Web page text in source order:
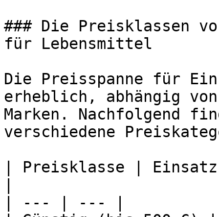
### Die Preisklassen
für Lebensmittel
Die Preisspanne für
erheblich, abhängig
Marken. Nachfolgend
verschiedene
| Preisklasse |
| --- | --- |